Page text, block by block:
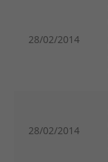
28/02/2014
28/02/2014